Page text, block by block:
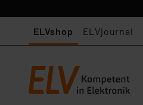
ELVshop ELVjournal